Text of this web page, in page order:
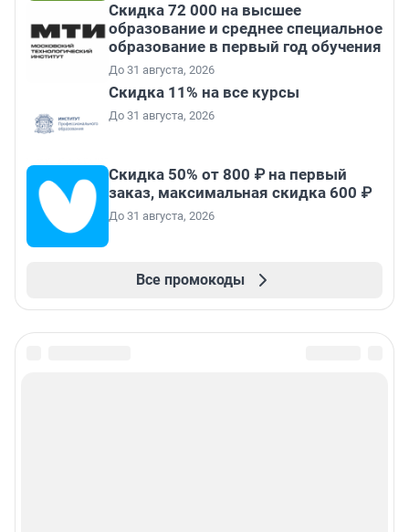
Скидка 72 000 на высшее
образование и среднее специальное
образование в первый год обучения
До 31 августа, 2026
Скидка 11% на все курсы
До 31 августа, 2026
Скидка 50% от 800 ₽ на первый
заказ, максимальная скидка 600 ₽
До 31 августа, 2026
Все промокоды